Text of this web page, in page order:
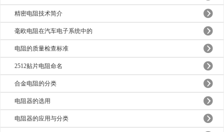
精密电阻技术简介
毫欧电阻在汽车电子系统中的
电阻的质量检查标准
2512贴片电阻命名
合金电阻的分类
电阻器的选用
电阻器的应用与分类